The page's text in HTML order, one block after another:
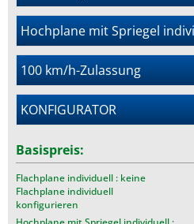
Hochplane mit Spriegel
100 km/h-Zulassung
KONFIGURATOR
Basispreis:
Flachplane individuell : keine
Flachplane individuell
konfigurieren